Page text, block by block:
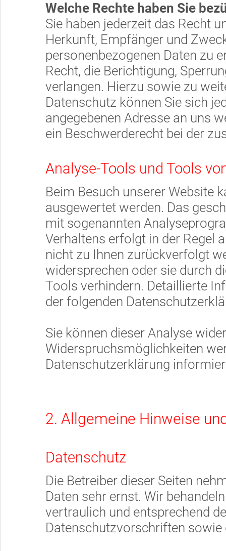
Welche Rechte haben Sie
Sie haben jederzeit das Recht
Herkunft, Empfänger und
personenbezogenen Daten zu
Recht, die Berichtigung,
verlangen. Hierzu sowie zu
Datenschutz können Sie sich
angegebenen Adresse an uns
ein Beschwerderecht bei der
Analyse-Tools und Tools
Beim Besuch unserer Website
ausgewertet werden. Das
mit sogenannten
Verhaltens erfolgt in der Regel
nicht zu Ihnen zurückverfolgt
widersprechen oder sie durch
Tools verhindern. Detaillierte
der folgenden
Sie können dieser Analyse
Widerspruchsmöglichkeiten
Datenschutzerklärung
2. Allgemeine Hinweise
Datenschutz
Die Betreiber dieser Seiten
Daten sehr ernst. Wir
vertraulich und entsprechend
Datenschutzvorschriften